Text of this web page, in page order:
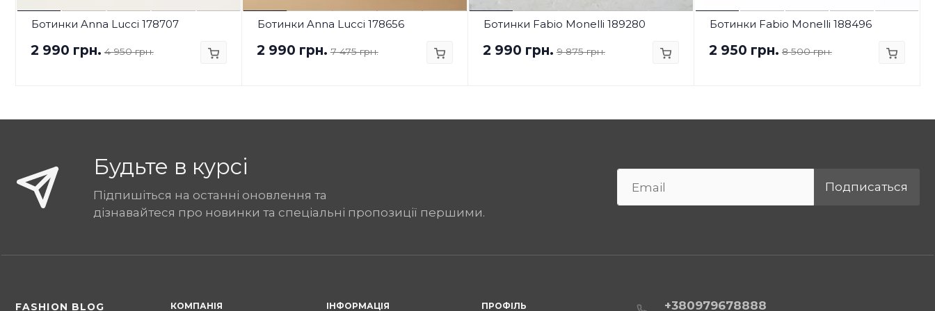
Ботинки Anna Lucci 178707
2 990 грн. 4 950 грн.
Ботинки Anna Lucci 178656
2 990 грн. 7 475 грн.
Ботинки Fabio Monelli 189280
2 990 грн. 9 875 грн.
Ботинки Fabio Monelli 188496
2 950 грн. 8 500 грн.
Будьте в курсі
Підпишіться на останні оновлення та
дізнавайтеся про новинки та спеціальні пропозиції першими.
Подписаться
FASHION BLOG КОМПАНІЯ ІНФОРМАЦІЯ ПРОФІЛЬ +380979678888